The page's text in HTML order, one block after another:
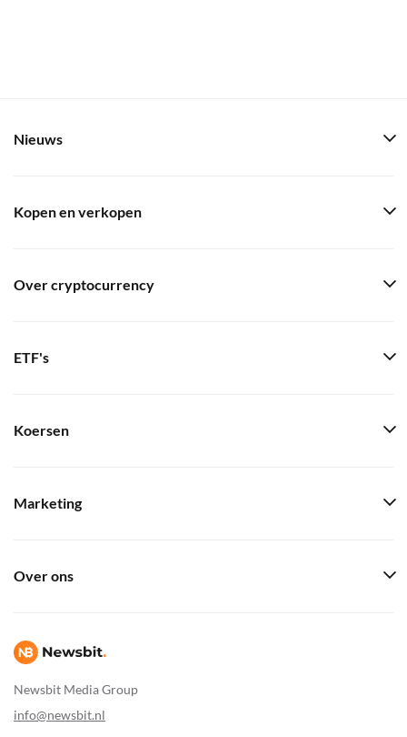
Newsbit Media Group
info@newsbit.nl
Nieuws
Kopen en verkopen
Over cryptocurrency
ETF's
Koersen
Marketing
Over ons